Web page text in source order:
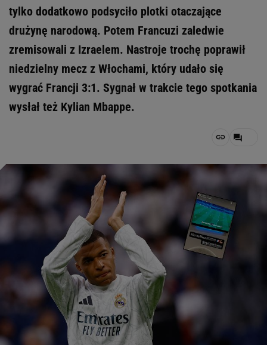
tylko dodatkowo podsyciło plotki otaczające
drużynę narodową. Potem Francuzi zaledwie
zremisowali z Izraelem. Nastroje trochę poprawił
niedzielny mecz z Włochami, który udało się
wygrać Francji 3:1. Sygnał w trakcie tego spotkania
wysłał też Kylian Mbappe.